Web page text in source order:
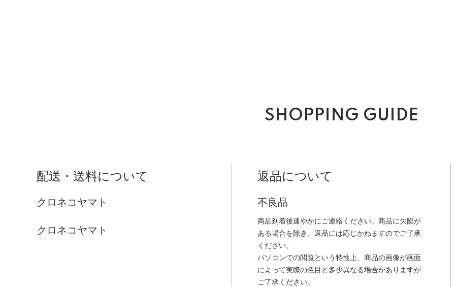
SHOPPING GUIDE
配送・送料について
クロネコヤマト
クロネコヤマト
返品について
不良品
商品到着後速やかにご連絡ください。商品に欠陥が
ある場合を除き、返品には応じかねますのでご了承
ください。
パソコンでの閲覧という特性上、商品の画像が画面
によって実際の色目と多少異なる場合がありますが
ご了承ください。